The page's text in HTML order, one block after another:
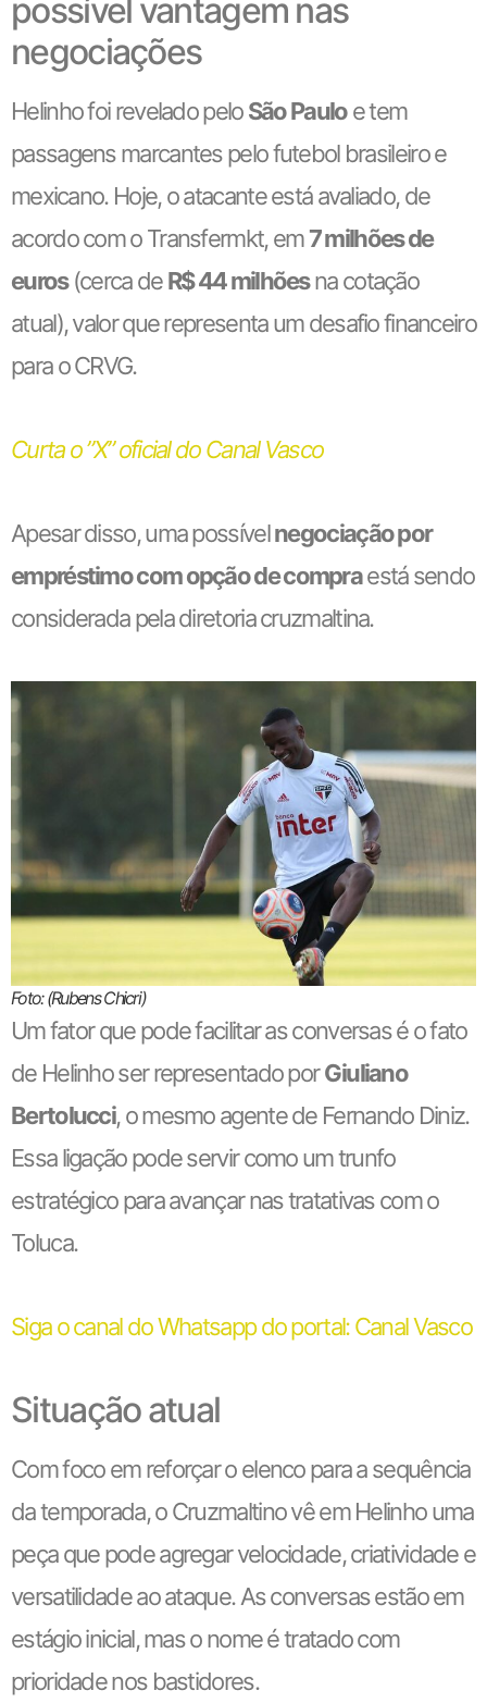
possível vantagem nas
negociações
Helinho foi revelado peloSão Pauloe tem
passagens marcantes pelo futebol brasileiro e
mexicano. Hoje, o atacante está avaliado, de
acordo com o Transfermkt, em7 milhões de
euros(cerca deR$ 44 milhõesna cotação
atual), valor que representa um desafio financeiro
para o CRVG.
Curta o ”X” oficial do Canal Vasco
Apesar disso, uma possívelnegociação por
empréstimo com opção de compraestá sendo
considerada pela diretoria cruzmaltina.
Foto: (Rubens Chicri)
Um fator que pode facilitar as conversas é o fato
de Helinho ser representado porGiuliano
Bertolucci, o mesmo agente de Fernando Diniz.
Essa ligação pode servir como um trunfo
estratégico para avançar nas tratativas com o
Toluca.
Siga o canal do Whatsapp do portal: Canal Vasco
Situação atual
Com foco em reforçar o elenco para a sequência
da temporada, o Cruzmaltino vê em Helinho uma
peça que pode agregar velocidade, criatividade e
versatilidade ao ataque. As conversas estão em
estágio inicial, mas o nome é tratado com
prioridade nos bastidores.